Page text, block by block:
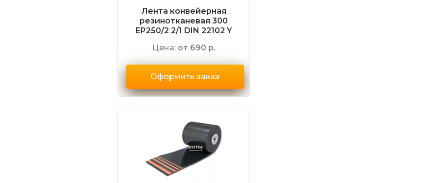
Лента конвейерная
резинотканевая 300
EP250/2 2/1 DIN 22102 Y
Цена: от 690 р.
Оформить заказ